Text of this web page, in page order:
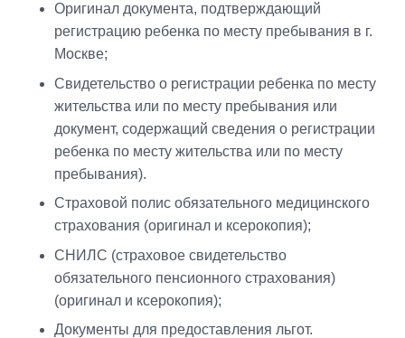
Оригинал документа, подтверждающий
регистрацию ребенка по месту пребывания в г.
Москве;
Свидетельство о регистрации ребенка по месту
жительства или по месту пребывания или
документ, содержащий сведения о регистрации
ребенка по месту жительства или по месту
пребывания).
Страховой полис обязательного медицинского
страхования (оригинал и ксерокопия);
СНИЛС (страховое свидетельство
обязательного пенсионного страхования)
(оригинал и ксерокопия);
Документы для предоставления льгот.